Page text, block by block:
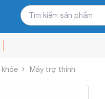
Máy trợ thính